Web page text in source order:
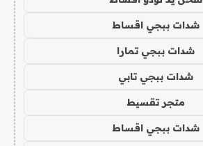
شدات ببجي اقساط
شدات ببجي تمارا
شدات ببجي تابي
متجر تقسيط
شدات ببجي اقساط